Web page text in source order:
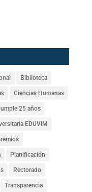
Biblioteca
Ciencias Humanas
25 años
EDUVIM
Planificación
Rectorado
Transparencia